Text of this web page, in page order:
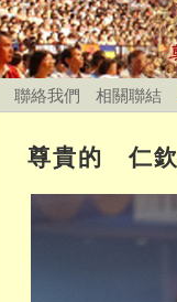
聯絡我們 相關聯結
尊貴的 仁欽